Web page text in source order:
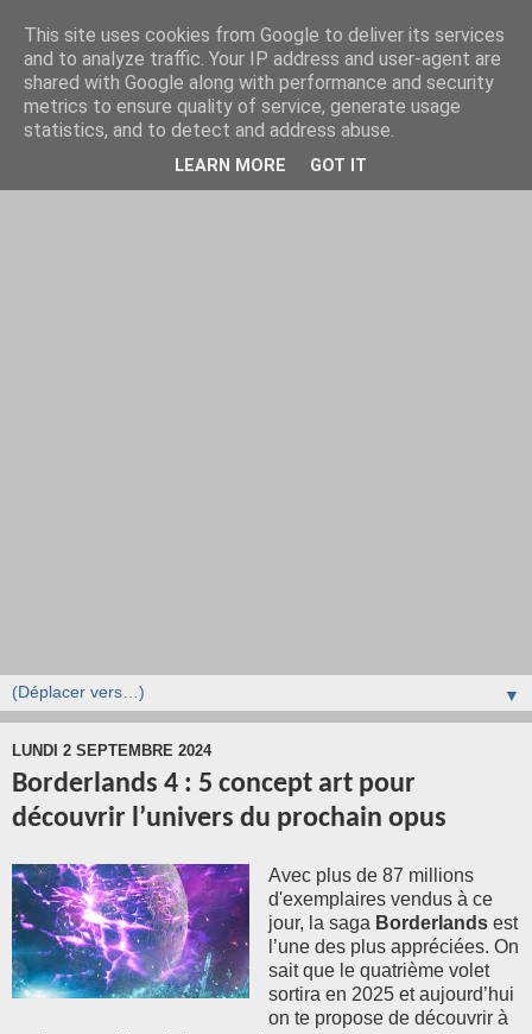
▼
LUNDI 2 SEPTEMBRE 2024
Borderlands 4 : 5 concept art pour
découvrir l’univers du prochain opus
Avec plus de 87 millions
d'exemplaires vendus à ce
jour, la saga Borderlandsest
l’une des plus appréciées. On
sait que le quatrième volet
sortira en 2025 et aujourd’hui
on te propose de découvrir à
This site uses cookies from Google to deliver its services
and to analyze traffic. Your IP address and user-agent are
shared with Google along with performance and security
metrics to ensure quality of service, generate usage
statistics, and to detect and address abuse.
LEARN MORE GOT IT